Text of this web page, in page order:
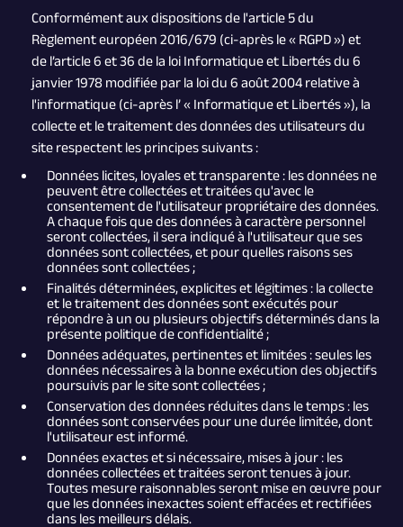
Conformément aux dispositions de l'article 5 du
Règlement européen 2016/679 (ci-après le « RGPD ») et
de l’article 6 et 36 de la loi Informatique et Libertés du 6
janvier 1978 modifiée par la loi du 6 août 2004 relative à
l'informatique (ci-après l’ « Informatique et Libertés »), la
collecte et le traitement des données des utilisateurs du
site respectent les principes suivants :
Données licites, loyales et transparente : les données ne
peuvent être collectées et traitées qu'avec le
consentement de l'utilisateur propriétaire des données.
A chaque fois que des données à caractère personnel
seront collectées, il sera indiqué à l'utilisateur que ses
données sont collectées, et pour quelles raisons ses
données sont collectées ;
Finalités déterminées, explicites et légitimes : la collecte
et le traitement des données sont exécutés pour
répondre à un ou plusieurs objectifs déterminés dans la
présente politique de confidentialité ;
Données adéquates, pertinentes et limitées : seules les
données nécessaires à la bonne exécution des objectifs
poursuivis par le site sont collectées ;
Conservation des données réduites dans le temps : les
données sont conservées pour une durée limitée, dont
l'utilisateur est informé.
Données exactes et si nécessaire, mises à jour : les
données collectées et traitées seront tenues à jour.
Toutes mesure raisonnables seront mise en œuvre pour
que les données inexactes soient effacées et rectifiées
dans les meilleurs délais.